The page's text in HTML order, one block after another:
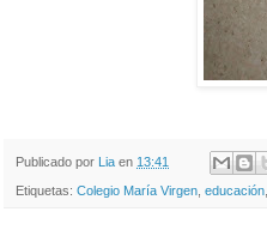
Publicado por Lia en 13:41
Etiquetas: Colegio María Virgen educación